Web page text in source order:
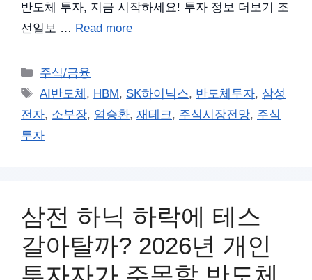
반도체 투자, 지금 시작하세요! 투자 정보 더보기 조
선일보 … Read more
카
테
리
주식/금융
태
그
AI반도체 , HBM, SK하이닉스, 반도체투자, 삼성
전자, 소부장, 염승환, 재테크, 주식시장전망, 주식
투자
삼전 하닉 하락에 테스
갈아탈까? 2026년 개인